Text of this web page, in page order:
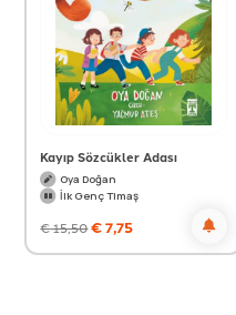
Kayıp Sözcükler Adası
Oya Doğan
İlk Genç Timaş
€15,50€7,75